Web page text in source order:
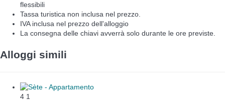
flessibili
Tassa turistica non inclusa nel prezzo.
IVA inclusa nel prezzo dell'alloggio
La consegna delle chiavi avverrà solo durante le ore previste.
Alloggi simili
4 1